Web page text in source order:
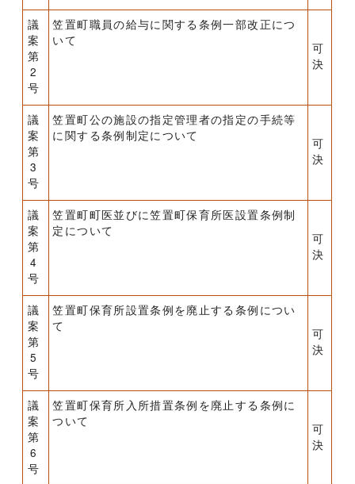
議
案
第
2
号
笠置町職員の給与に関する条例一部改正につ
いて
可
決
議
案
第
3
号
笠置町公の施設の指定管理者の指定の手続等
に関する条例制定について
可
決
議
案
第
4
号
笠置町町医並びに笠置町保育所医設置条例制
定について
可
決
議
案
第
5
号
笠置町保育所設置条例を廃止する条例につい
て
可
決
議
案
第
6
号
笠置町保育所入所措置条例を廃止する条例に
ついて
可
決